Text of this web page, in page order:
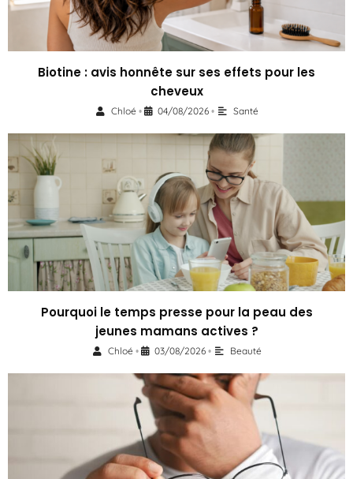
Biotine : avis honnête sur ses effets pour les
cheveux
Chloé • 04/08/2026 • Santé
Pourquoi le temps presse pour la peau des
jeunes mamans actives ?
Chloé • 03/08/2026 • Beauté